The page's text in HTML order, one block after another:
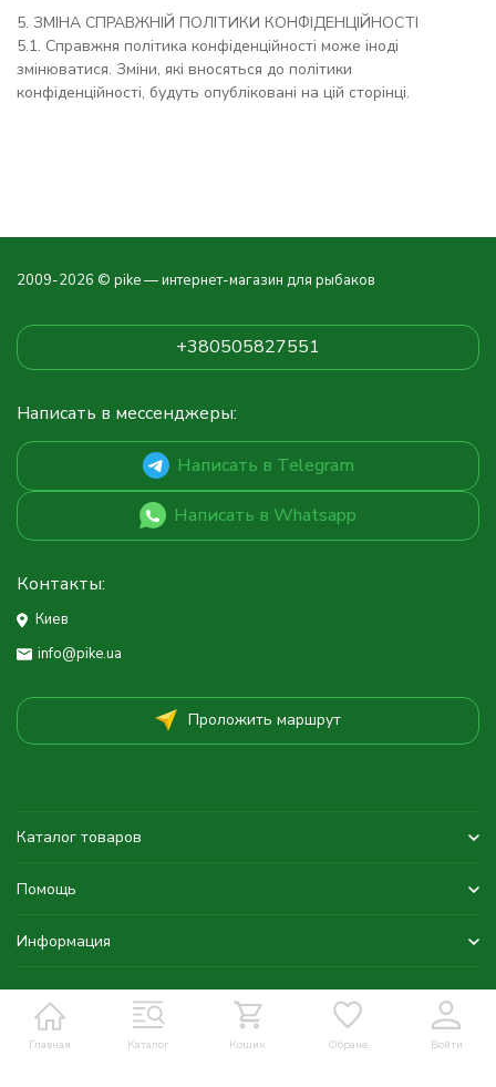
5. ЗМІНА СПРАВЖНІЙ ПОЛІТИКИ КОНФІДЕНЦІЙНОСТІ
5.1. Справжня політика конфіденційності може іноді
змінюватися. Зміни, які вносяться до політики
конфіденційності, будуть опубліковані на цій сторінці.
Главная Каталог Кошик Обране Войти
2009-2026 © pike — интернет-магазин для рыбаков
+380505827551
Написать в мессенджеры:
Написать в Telegram
Написать в Whatsapp
Контакты:
Киев
info@pike.ua
Проложить маршрут
Каталог товаров
Помощь
Информация